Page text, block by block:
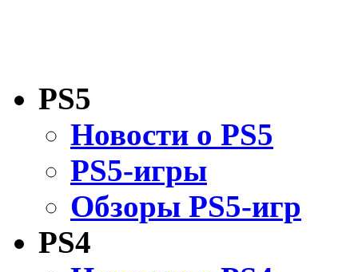
PS5
Новости о PS5
PS5-игры
Обзоры PS5-игр
PS4